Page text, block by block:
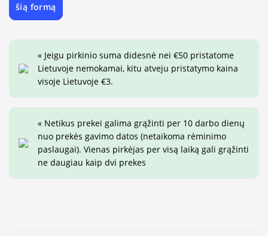
šią formą
« Jeigu pirkinio suma didesnė nei €50 pristatome
Lietuvoje nemokamai, kitu atveju pristatymo kaina
visoje Lietuvoje €3.
« Netikus prekei galima grąžinti per 10 darbo dienų
nuo prekės gavimo datos (netaikoma rėminimo
paslaugai). Vienas pirkėjas per visą laiką gali grąžinti
ne daugiau kaip dvi prekes